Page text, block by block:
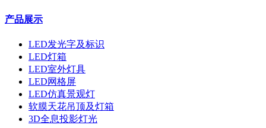
产品展示
LED发光字及标识
LED灯箱
LED室外灯具
LED网格屏
LED仿真景观灯
软膜天花吊顶及灯箱
3D全息投影灯光